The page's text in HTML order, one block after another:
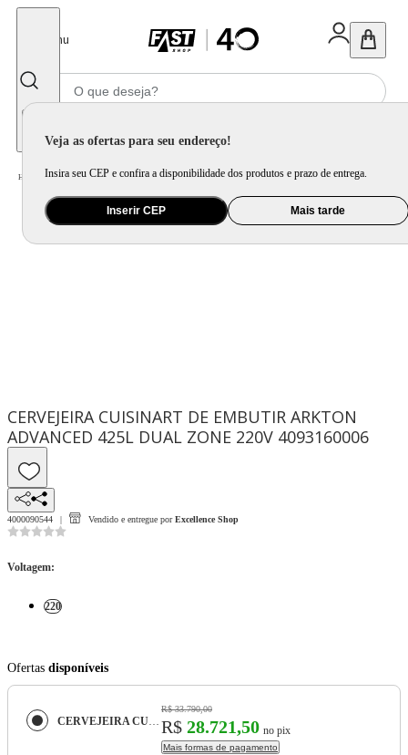
Menu
Veja as ofertas para seu endereço!
Insira seu CEP e confira a disponibilidade dos produtos e prazo de entrega.
Inserir CEP Mais tarde
Home Eletrodomésticos / Cervejeira e Frigobar / Cervejeira
CERVEJEIRA CUISINART DE EMBUTIR ARKTON
ADVANCED 425L DUAL ZONE 220V 4093160006
4000090544 Vendido e entregue por Excellence Shop
Voltagem:
220
Ofertas disponíveis
CERVEJEIRA CUISINART DE EMBUTIR ARKTON ADVANCED 425L DUAL ZONE 220V 4093160006
R$ 33.790,00
R$ 28.721,50 no pix
Mais formas de pagamento